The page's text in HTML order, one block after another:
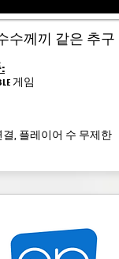
수께끼 같은 추구
게임
결, 플레이어 수 무제한